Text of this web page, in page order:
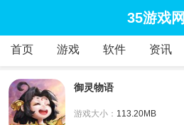
35游戏网
首页 游戏 软件 资讯
御灵物语
游戏大小： 113.20MB